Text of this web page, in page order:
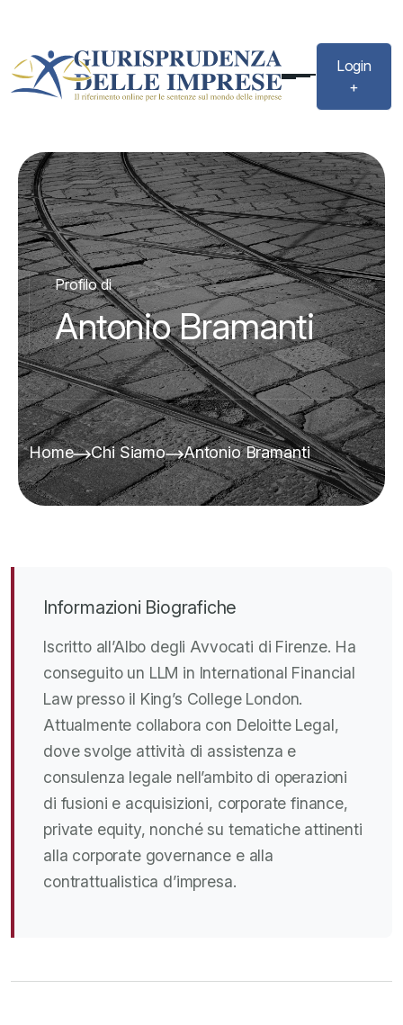
Login
+
Profilo di
Antonio Bramanti
Home Chi Siamo Antonio Bramanti
Informazioni Biografiche
Iscritto all’Albo degli Avvocati di Firenze. Ha
conseguito un LLM in International Financial
Law presso il King’s College London.
Attualmente collabora con Deloitte Legal,
dove svolge attività di assistenza e
consulenza legale nell’ambito di operazioni
di fusioni e acquisizioni, corporate finance,
private equity, nonché su tematiche attinenti
alla corporate governance e alla
contrattualistica d’impresa.